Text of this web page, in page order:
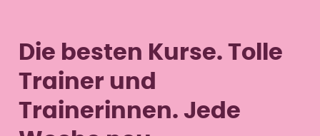
Die besten Kurse. Tolle
Trainer und
Trainerinnen. Jede